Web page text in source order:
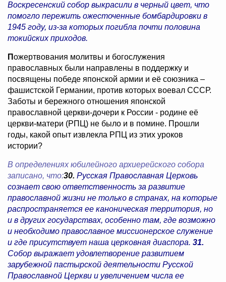
Воскресенский собор выкрасили в черный цвет, что
помогло пережить ожесточенные бомбардировки в
1945 году, из-за которых погибла почти половина
токийских приходов.
Пожертвования молитвы и богослужения
православных были направлены в поддержку и
посвящены победе японской армии и её союзника –
фашистской Германии, против которых воевал СССР.
Заботы и бережного отношения японской
православной церкви-дочери к России - родине её
церкви-матери (РПЦ) не было и в помине. Прошли
годы, какой опыт извлекла РПЦ из этих уроков
истории?
В определениях юбилейного архиерейского собора
записано, что:30. Русская Православная Церковь
сознает свою ответственность за развитие
православной жизни не только в странах, на которые
распространяется ее каноническая территория, но
и в других государствах, особенно там, где возможно
и необходимо православное миссионерское служение
и где присутствует наша церковная диаспора. 31.
Собор выражает удовлетворение развитием
зарубежной пастырской деятельности Русской
Православной Церкви и увеличением числа ее